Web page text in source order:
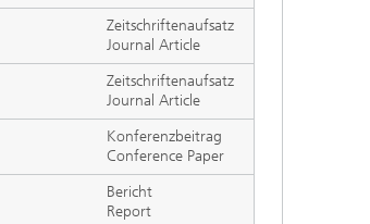
Zeitschriftenaufsatz
Journal Article
Zeitschriftenaufsatz
Journal Article
Konferenzbeitrag
Conference Paper
Bericht
Report